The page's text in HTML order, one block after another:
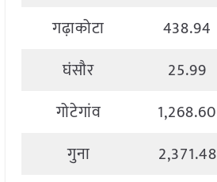
गढ़ाकोटा
438.94
घंसौर
25.99
गोटेगांव
1,268.60
गुना
2,371.48